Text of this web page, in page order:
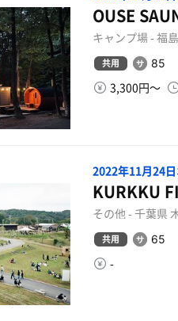
OUSE
キャンプ場 - 福
共用 85
3,300円〜
2022年11月24
KURKKU
その他 - 千葉県
共用 65
-